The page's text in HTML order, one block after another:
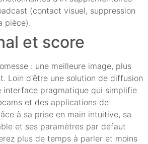
(contact visuel, suppression
pièce).
et score
: une meilleure image, plus
Loin d'être une solution de diffusion
interface pragmatique qui simplifie
et des applications de
à sa prise en main intuitive, sa
et ses paramètres par défaut
plus de temps à parler et moins